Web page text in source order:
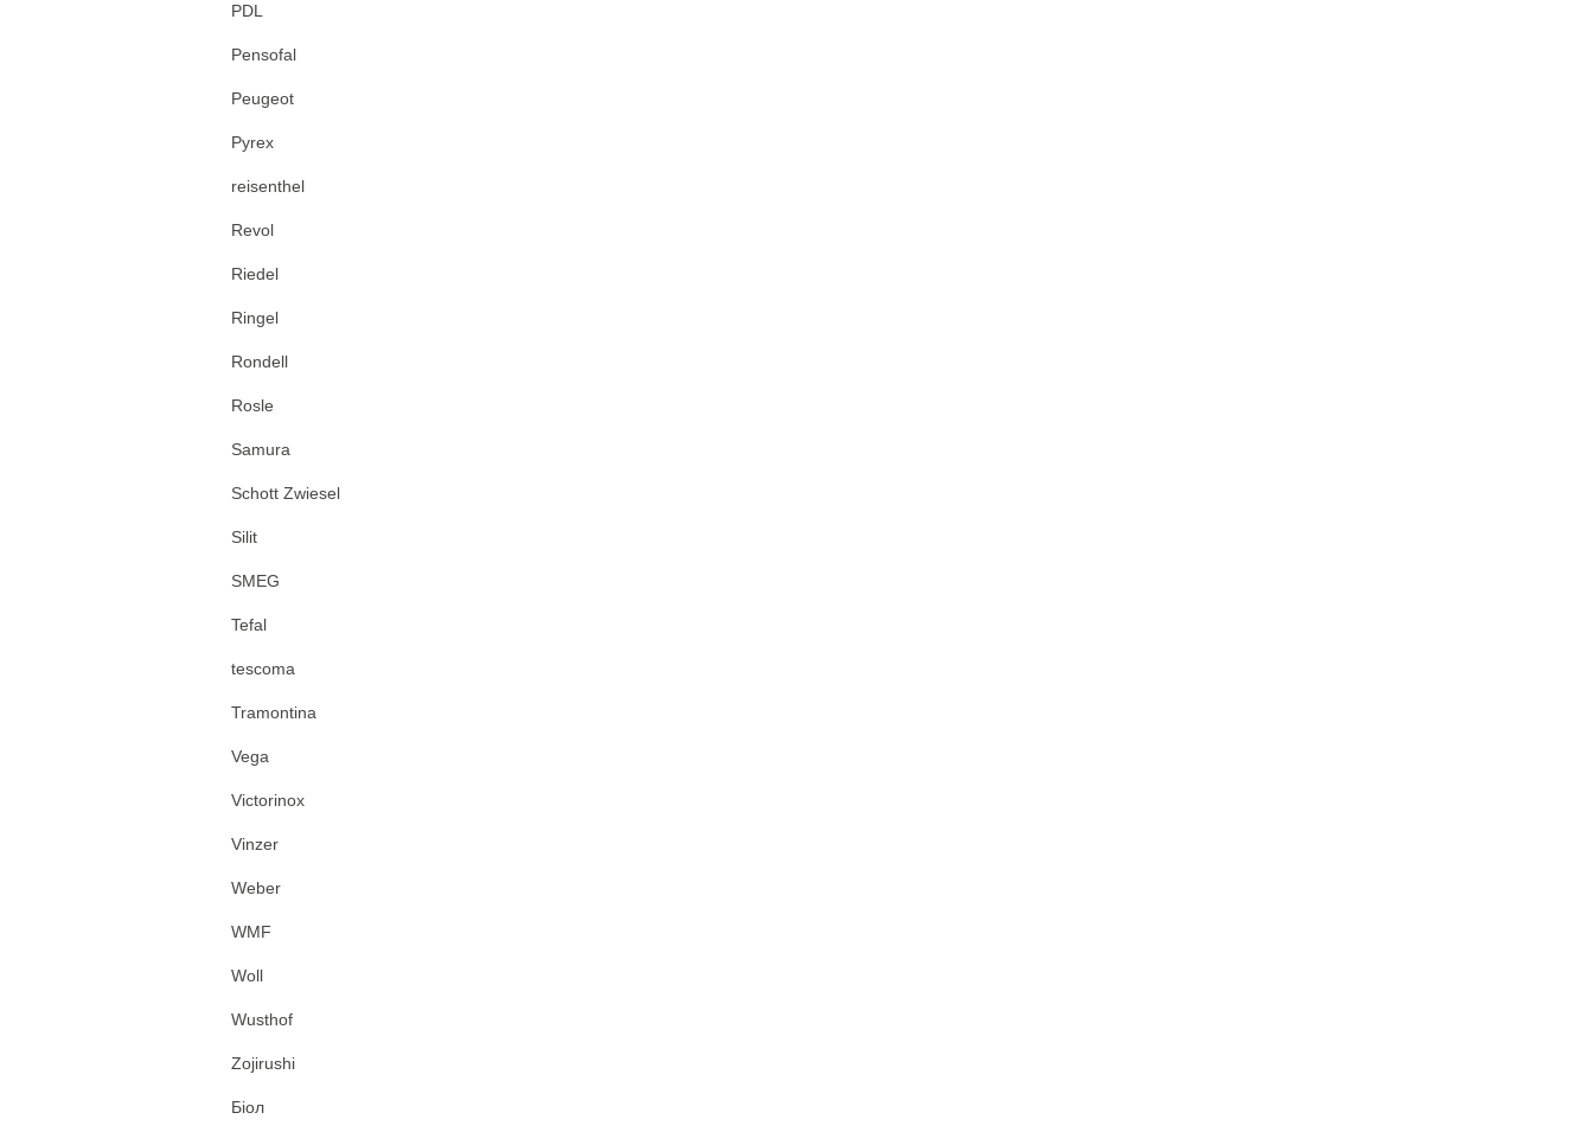
PDL
Pensofal
Peugeot
Pyrex
reisenthel
Revol
Riedel
Ringel
Rondell
Rosle
Samura
Schott Zwiesel
Silit
SMEG
Tefal
tescoma
Tramontina
Vega
Victorinox
Vinzer
Weber
WMF
Woll
Wusthof
Zojirushi
Біол